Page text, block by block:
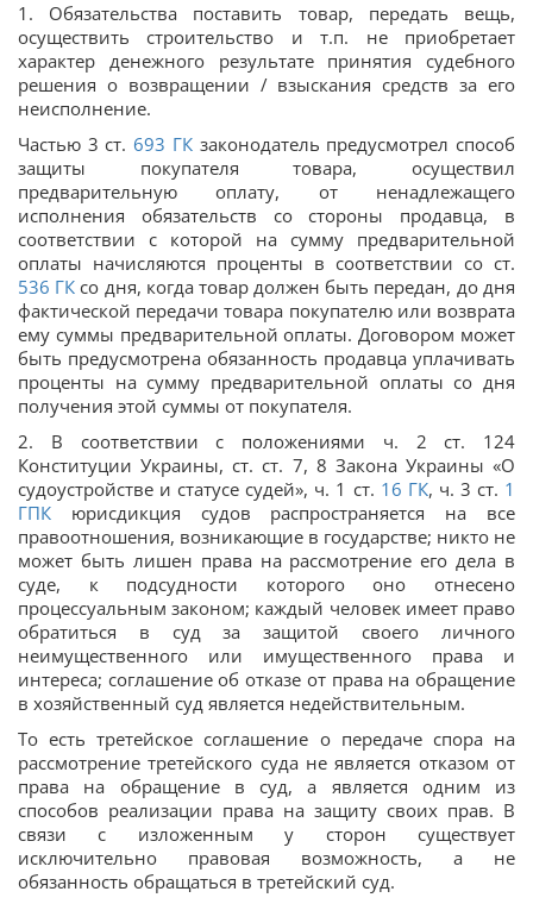
1. Обязательства поставить товар, передать вещь,
осуществить строительство и т.п. не приобретает
характер денежного результате принятия судебного
решения о возвращении / взыскания средств за его
неисполнение.
Частью 3 ст. 693 ГКзаконодатель предусмотрел способ
защиты покупателя товара, осуществил
предварительную оплату, от ненадлежащего
исполнения обязательств со стороны продавца, в
соответствии с которой на сумму предварительной
оплаты начисляются проценты в соответствии со ст.
536 ГК со дня, когда товар должен быть передан, до дня
фактической передачи товара покупателю или возврата
ему суммы предварительной оплаты. Договором может
быть предусмотрена обязанность продавца уплачивать
проценты на сумму предварительной оплаты со дня
получения этой суммы от покупателя.
2. В соответствии с положениями ч. 2 ст. 124
Конституции Украины, ст. ст. 7, 8 Закона Украины «О
судоустройстве и статусе судей», ч. 1 ст. 16 ГК, ч. 3 ст. 1
ГПК юрисдикция судов распространяется на все
правоотношения, возникающие в государстве; никто не
может быть лишен права на рассмотрение его дела в
суде, к подсудности которого оно отнесено
процессуальным законом; каждый человек имеет право
обратиться в суд за защитой своего личного
неимущественного или имущественного права и
интереса; соглашение об отказе от права на обращение
в хозяйственный суд является недействительным.
То есть третейское соглашение о передаче спора на
рассмотрение третейского суда не является отказом от
права на обращение в суд, а является одним из
способов реализации права на защиту своих прав. В
связи с изложенным у сторон существует
исключительно правовая возможность, а не
обязанность обращаться в третейский суд.